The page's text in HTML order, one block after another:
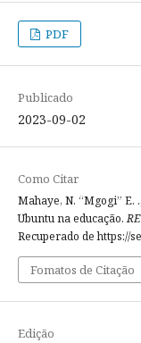
PDF
Publicado
2023-09-02
Como Citar
Mahaye, N. “Mgogi” E.
Ubuntu na educação.
Recuperado de https://
Fomatos de Citação
Edição